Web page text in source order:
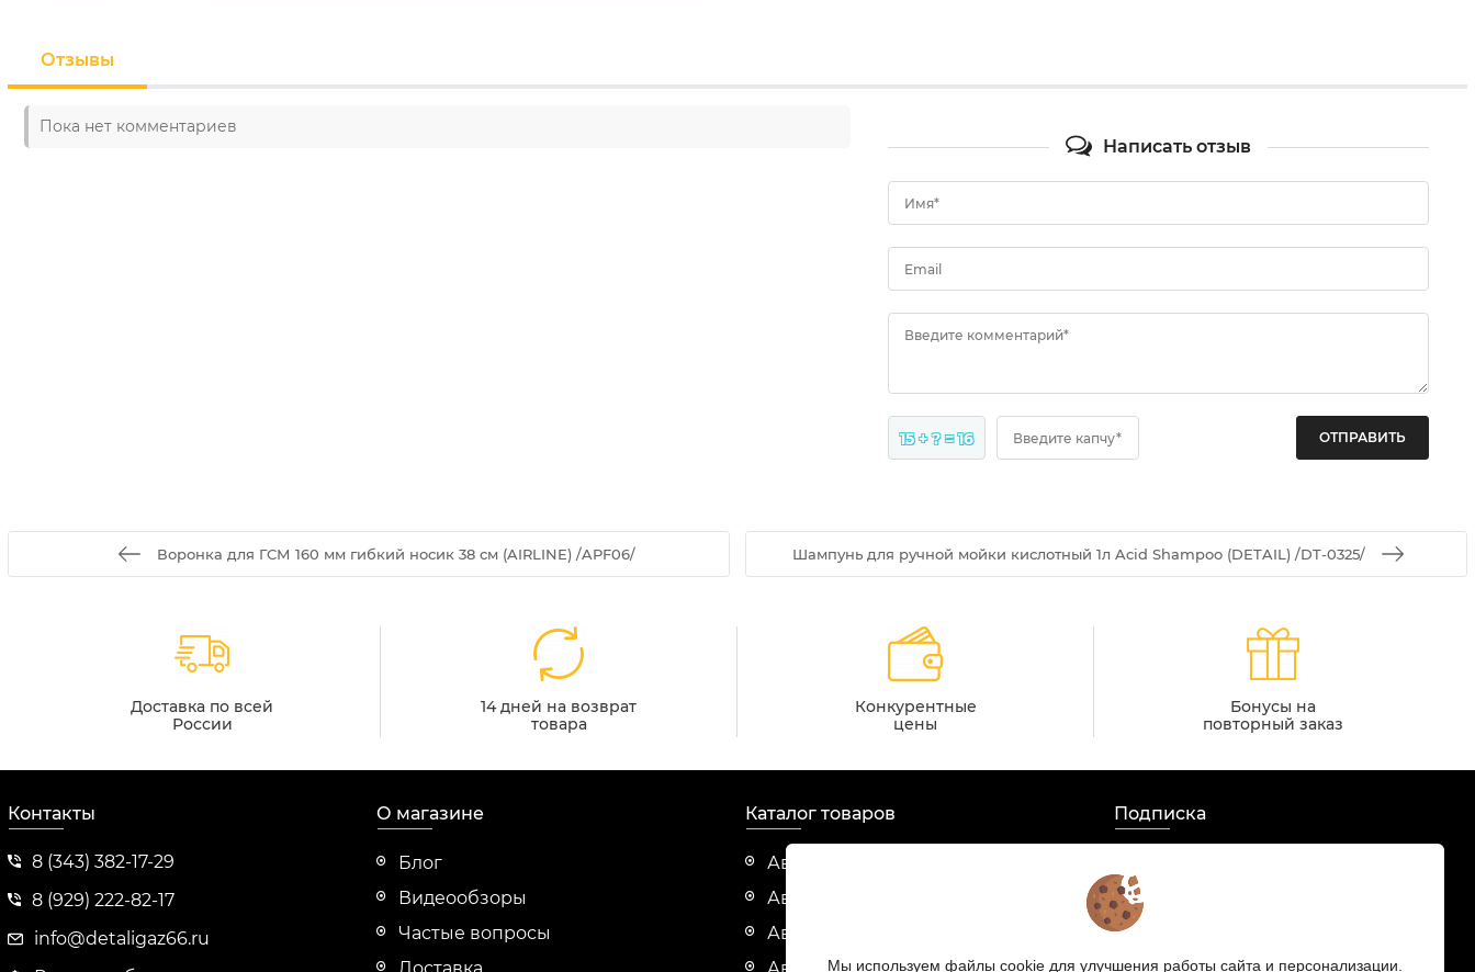
Отзывы
Пока нет комментариев
Написать отзыв
Имя*
Email
Введите комментарий*
15 + ? = 16 Введите капчу*
Воронка для ГСМ 160 мм гибкий носик 38 см (AIRLINE) /APF06/ Шампунь для ручной мойки кислотный 1л Acid Shampoo (DETAIL) /DT-0325/
Доставка по всей
России
14 дней на возврат
товара
Конкурентные
цены
Бонусы на
повторный заказ
Контакты
8 (343) 382-17-29
8 (929) 222-82-17
info@detaligaz66.ru
О магазине
Блог
Видеообзоры
Частые вопросы
Каталог товаров
Автозапчасти Cummins
Автозапчасти Evotech
Автозапчасти HINO
Подписка
Мы используем файлы cookie для улучшения работы сайта и персонализации.